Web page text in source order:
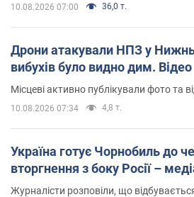
10.08.2026 07:00 36,0 т.
Дрони атакували НПЗ у
вибухів було видно дим. Відео
Місцеві активно публікували фото та
10.08.2026 07:34 4,8 т.
Україна готує Чорнобиль до
вторгнення з боку Росії –
Журналісти розповіли, що